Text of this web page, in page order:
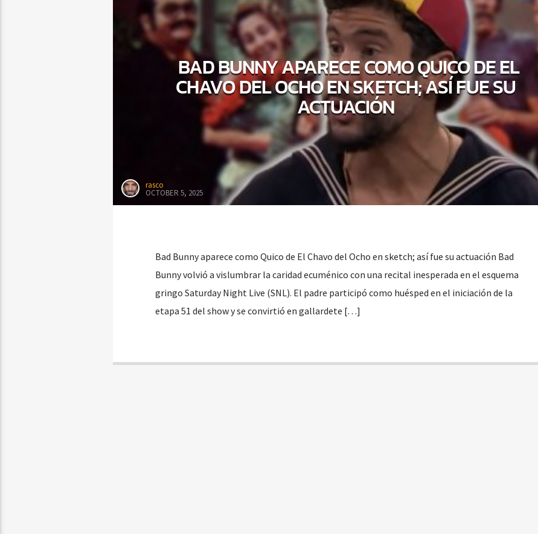
BAD BUNNY APARECE COMO QUICO DE EL
CHAVO DEL OCHO EN SKETCH; ASÍ FUE SU
ACTUACIÓN
rasco
OCTOBER 5, 2025
Bad Bunny aparece como Quico de El Chavo del Ocho en sketch; así fue su actuación Bad
Bunny volvió a vislumbrar la caridad ecuménico con una recital inesperada en el esquema
gringo Saturday Night Live (SNL). El padre participó como huésped en el iniciación de la
etapa 51 del show y se convirtió en gallardete […]